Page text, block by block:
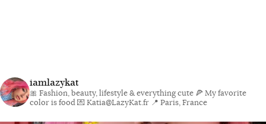
iamlazykat
🎀 Fashion, beauty, lifestyle & everything cute 🍕 My favorite
color is food💌 Katia@LazyKat.fr 📍 Paris, France